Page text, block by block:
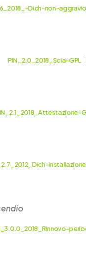
Dich-non-
PIN_2.0_2018_Scia-GPL